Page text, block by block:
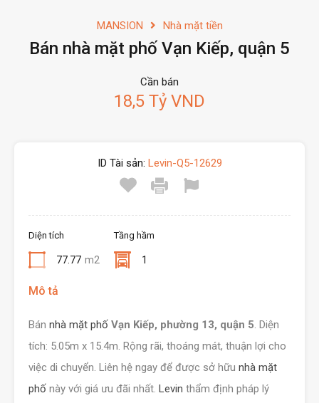
MANSION Nhà mặt tiền
Bán nhà mặt phố Vạn Kiếp, quận 5
Cần bán
18,5 Tỷ VND
ID Tài sản: Levin-Q5-12629
Diện tích
77.77 m2
Tầng hầm
1
Mô tả
Bán nhà mặt phố Vạn Kiếp, phường 13, quận 5. Diện
tích: 5.05m x 15.4m. Rộng rãi, thoáng mát, thuận lợi cho
việc di chuyển. Liên hệ ngay để được sở hữu nhà mặt
phố này với giá ưu đãi nhất. Levin thẩm định pháp lý